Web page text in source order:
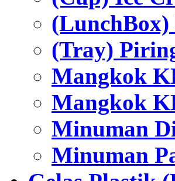
(LunchBox)
(Tray)
Mangkok
Mangkok
Minuman
Minuman